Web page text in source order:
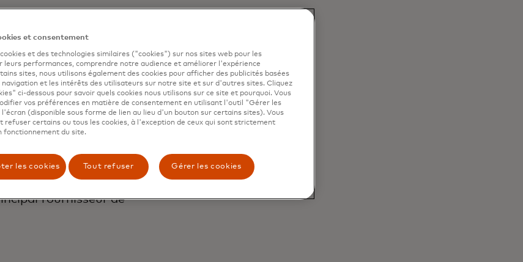
votre
les à
fournisseur de
et consentement
et des technologies similaires ("cookies") sur nos sites web pour les
leurs performances, comprendre notre audience et améliorer l'expérience
sites, nous utilisons également des cookies pour afficher des publicités basées
navigation et les intérêts des utilisateurs sur notre site et sur d'autres sites. Cliquez
ci-dessous pour savoir quels cookies nous utilisons sur ce site et pourquoi. Vous
vos préférences en matière de consentement en utilisant l'outil "Gérer les
l'écran (disponible sous forme de lien au lieu d'un bouton sur certains sites). Vous
refuser certains ou tous les cookies, à l'exception de ceux qui sont strictement
fonctionnement du site.
les cookies Tout refuser Gérer les cookies